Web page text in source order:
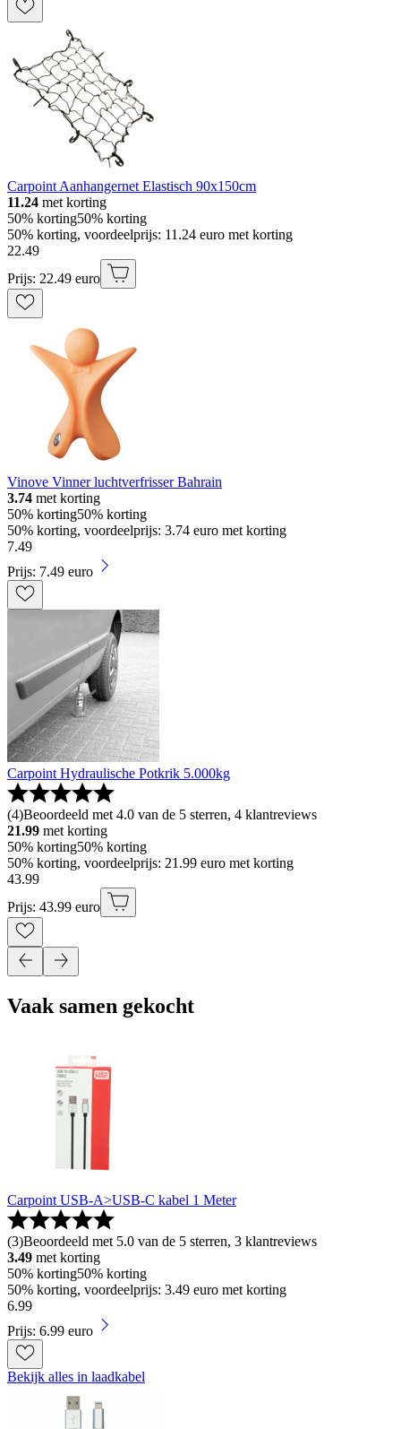
Carpoint Aanhangernet Elastisch 90x150cm
11.24 met korting
50% korting50% korting
50% korting, voordeelprijs: 11.24 euro met korting
22.49
Prijs: 22.49 euro
Vinove Vinner luchtverfrisser Bahrain
3.74 met korting
50% korting50% korting
50% korting, voordeelprijs: 3.74 euro met korting
7.49
Prijs: 7.49 euro
Carpoint Hydraulische Potkrik 5.000kg
(4)Beoordeeld met 4.0 van de 5 sterren, 4 klantreviews
21.99 met korting
50% korting50% korting
50% korting, voordeelprijs: 21.99 euro met korting
43.99
Prijs: 43.99 euro
Vaak samen gekocht
Carpoint USB-A>USB-C kabel 1 Meter
(3)Beoordeeld met 5.0 van de 5 sterren, 3 klantreviews
3.49 met korting
50% korting50% korting
50% korting, voordeelprijs: 3.49 euro met korting
6.99
Prijs: 6.99 euro
Bekijk alles in laadkabel